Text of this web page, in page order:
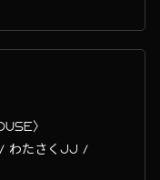
〉
/ わたさくJJ /